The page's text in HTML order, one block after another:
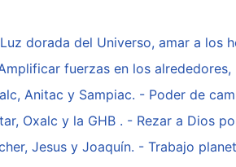
dorada del Universo, amar a los
fuerzas en los
Anitac y Sampiac. - Poder de
Oxalc y la GHB . - Rezar a Dios
Jesus y Joaquín. - Trabajo